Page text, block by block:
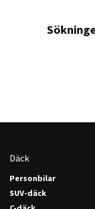
Däck
Personbilar
SUV-däck